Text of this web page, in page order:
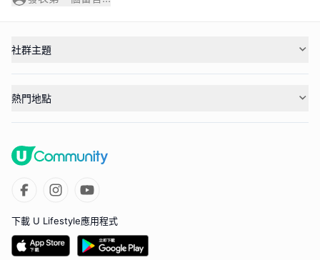
社群主題
熱門地點
下載 U Lifestyle應用程式